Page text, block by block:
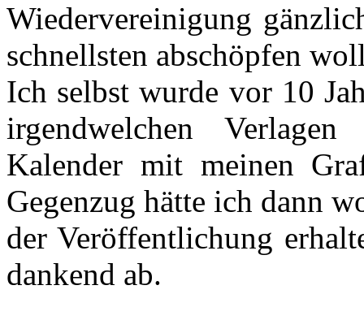
Wiedervereinigung
schnellsten abschöpfen
Ich selbst wurde vor 10
irgendwelchen
Kalender mit meinen
Gegenzug hätte ich dann
der Veröffentlichung
dankend ab.